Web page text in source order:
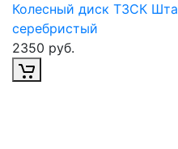
Колесный диск ТЗСК
серебристый
2350 руб.